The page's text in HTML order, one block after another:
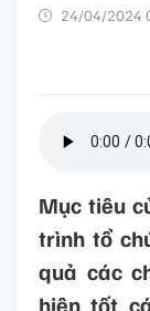
24/04/2024
Mục tiêu
trình tổ
quả các
hiện tốt